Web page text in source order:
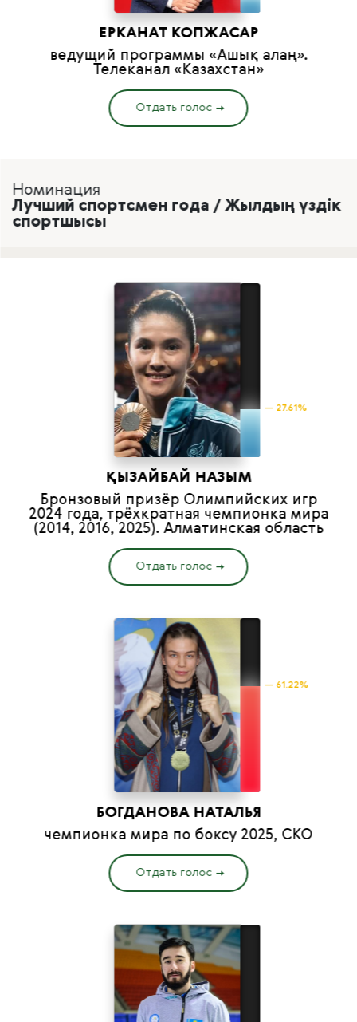
ЕРКАНАТ КОПЖАСАР
ведущий программы «Ашық алаң».
Телеканал «Казахстан»
Отдать голос
Номинация
Лучший спортсмен года / Жылдың үздік
спортшысы
— 27.61%
ҚЫЗАЙБАЙ НАЗЫМ
Бронзовый призёр Олимпийских игр
2024 года, трёхкратная чемпионка мира
(2014, 2016, 2025). Алматинская область
Отдать голос
— 61.22%
БОГДАНОВА НАТАЛЬЯ
чемпионка мира по боксу 2025, СКО
Отдать голос